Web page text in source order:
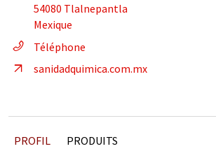
54080 Tlalnepantla
Mexique
Téléphone
sanidadquimica.com.mx
PROFIL PRODUITS